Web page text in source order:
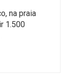
na praia
1.500